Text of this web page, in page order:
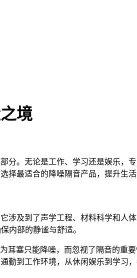
境
。无论是工作、学习还是娱乐，
最适合的降噪隔音产品，提升生活
涉及到了声学工程、材料科学和人
内部的静谧与舒适。
耳塞只能降噪，而忽视了隔音的
到工作环境，从休闲娱乐到学习